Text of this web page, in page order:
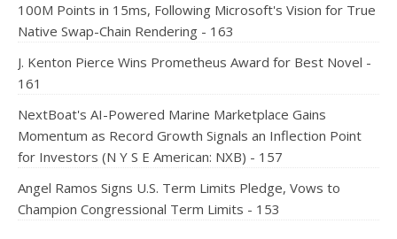
100M Points in 15ms, Following Microsoft's Vision for True
Native Swap-Chain Rendering - 163
J. Kenton Pierce Wins Prometheus Award for Best Novel -
161
NextBoat's AI-Powered Marine Marketplace Gains
Momentum as Record Growth Signals an Inflection Point
for Investors (N Y S E American: NXB) - 157
Angel Ramos Signs U.S. Term Limits Pledge, Vows to
Champion Congressional Term Limits - 153